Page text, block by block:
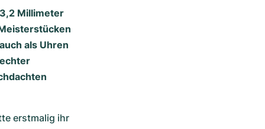
Millimeter
als Uhren
erstmalig ihr